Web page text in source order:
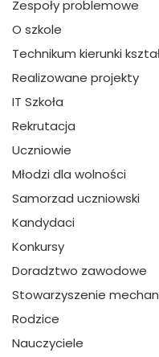
Zespoły problemowe
O szkole
Technikum kierunki
Realizowane projekty
IT Szkoła
Rekrutacja
Uczniowie
Młodzi dla wolności
Samorzad uczniowski
Kandydaci
Konkursy
Doradztwo zawodowe
Stowarzyszenie
Rodzice
Nauczyciele